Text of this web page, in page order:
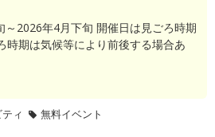
～2026年4月下旬 開催日は見ごろ時期
時期は気候等により前後する場合あ
ィ 無料イベント